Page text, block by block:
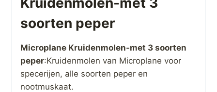
soorten peper
Microplane Kruidenmolen-met 3 soorten
peper:Kruidenmolen van Microplane voor
specerijen, alle soorten peper en
nootmuskaat.